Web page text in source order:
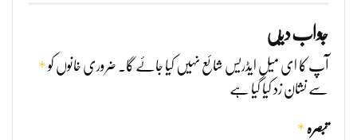
جواب دیں
آپ کا ای میل ایڈریس شائع نہیں کیا جائے گا۔ ضروری خانوں کو*
سے نشان زد کیا گیا ہے
تبصرہ *